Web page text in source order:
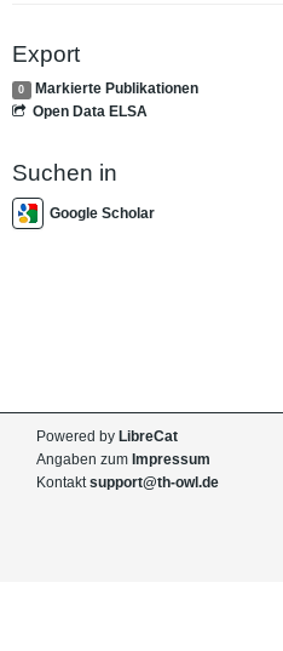
Export
0
Markierte Publikationen
Open Data ELSA
Suchen in
Google Scholar
Powered by LibreCat
Angaben zum Impressum
Kontaktsupport@th-owl.de